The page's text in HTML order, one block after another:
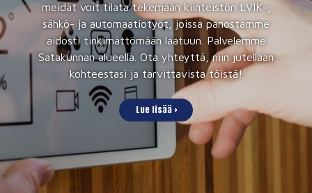
meidät voit tilata tekemään kiinteistön LVIK-,
sähkö- ja automaatiotyöt, joissa panostamme
aidosti tinkimättömään laatuun. Palvelemme
Satakunnan alueella. Ota yhteyttä, niin jutellaan
kohteestasi ja tarvittavista töistä!
Lue lisää ›